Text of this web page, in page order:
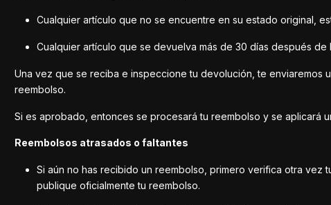
Cualquier artículo que no se encuentre en su estado original,
Cualquier artículo que se devuelva más de 30 días después de
Una vez que se reciba e inspeccione tu devolución, te enviaremos
reembolso.
Si es aprobado, entonces se procesará tu reembolso y se aplicará
Reembolsos atrasados ​​o faltantes
Si aún no has recibido un reembolso, primero verifica otra vez
publique oficialmente tu reembolso.